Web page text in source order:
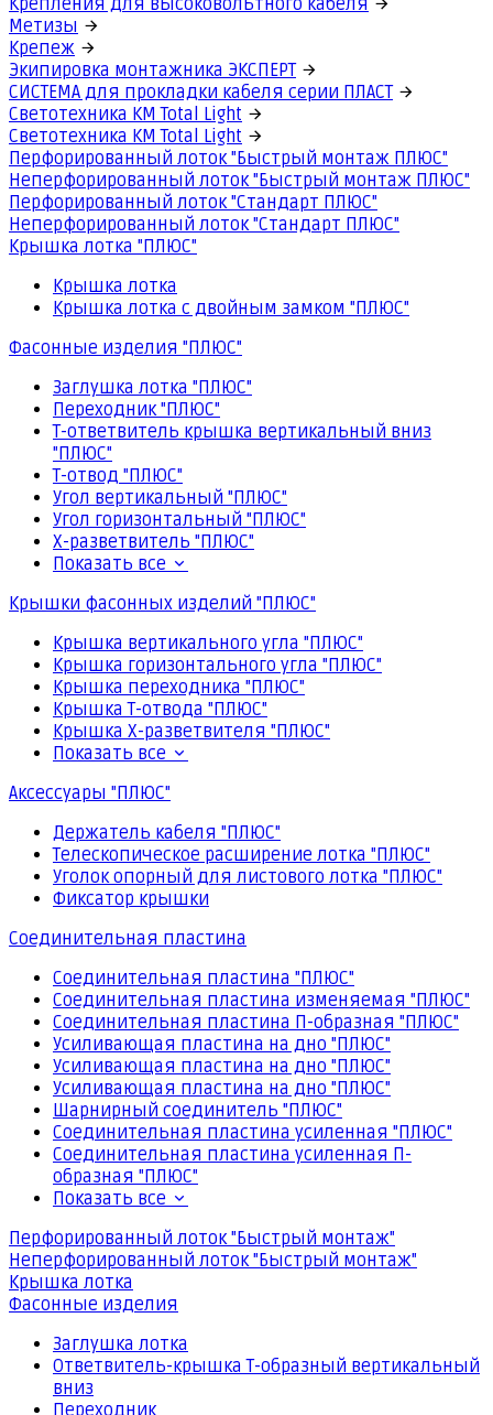
Крепления для высоковольтного кабеля
Метизы
Крепеж
Экипировка монтажника ЭКСПЕРТ
СИСТЕМА для прокладки кабеля серии ПЛАСТ
Светотехника КМ Total Light
Светотехника КМ Total Light
Перфорированный лоток "Быстрый монтаж ПЛЮС"
Неперфорированный лоток "Быстрый монтаж ПЛЮС"
Перфорированный лоток "Стандарт ПЛЮС"
Неперфорированный лоток "Стандарт ПЛЮС"
Крышка лотка "ПЛЮС"
Крышка лотка
Крышка лотка с двойным замком "ПЛЮС"
Фасонные изделия "ПЛЮС"
Заглушка лотка "ПЛЮС"
Переходник "ПЛЮС"
Т-ответвитель крышка вертикальный вниз
"ПЛЮС"
Т-отвод "ПЛЮС"
Угол вертикальный "ПЛЮС"
Угол горизонтальный "ПЛЮС"
Х-разветвитель "ПЛЮС"
Показать все
Крышки фасонных изделий "ПЛЮС"
Крышка вертикального угла "ПЛЮС"
Крышка горизонтального угла "ПЛЮС"
Крышка переходника "ПЛЮС"
Крышка Т-отвода "ПЛЮС"
Крышка Х-разветвителя "ПЛЮС"
Показать все
Аксессуары "ПЛЮС"
Держатель кабеля "ПЛЮС"
Телескопическое расширение лотка "ПЛЮС"
Уголок опорный для листового лотка "ПЛЮС"
Фиксатор крышки
Соединительная пластина
Соединительная пластина "ПЛЮС"
Соединительная пластина изменяемая "ПЛЮС"
Соединительная пластина П-образная "ПЛЮС"
Усиливающая пластина на дно "ПЛЮС"
Усиливающая пластина на дно "ПЛЮС"
Усиливающая пластина на дно "ПЛЮС"
Шарнирный соединитель "ПЛЮС"
Соединительная пластина усиленная "ПЛЮС"
Соединительная пластина усиленная П-
образная "ПЛЮС"
Показать все
Перфорированный лоток "Быстрый монтаж"
Неперфорированный лоток "Быстрый монтаж"
Крышка лотка
Фасонные изделия
Заглушка лотка
Ответвитель-крышка Т-образный вертикальный
вниз
Переходник